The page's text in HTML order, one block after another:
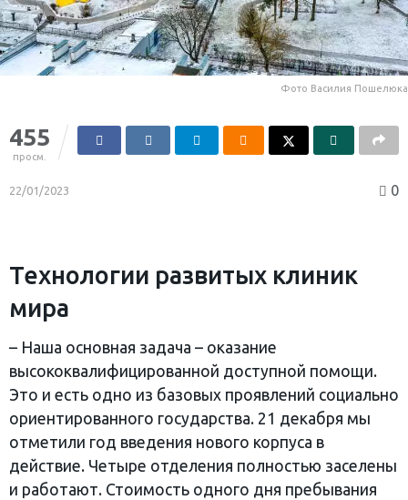
Фото Василия Пошелюка
455
просм.
22/01/2023 0
Технологии развитых клиник
мира
– Наша основная задача – оказание
высококвалифицированной доступной помощи.
Это и есть одно из базовых проявлений социально
ориентированного государства. 21 декабря мы
отметили год введения нового корпуса в
действие. Четыре отделения полностью заселены
и работают. Стоимость одного дня пребывания